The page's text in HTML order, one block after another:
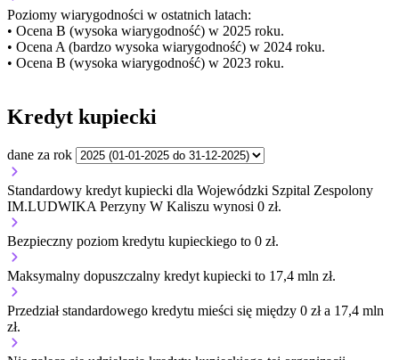
Poziomy wiarygodności w ostatnich latach:
• Ocena B (wysoka wiarygodność) w 2025 roku.
• Ocena A (bardzo wysoka wiarygodność) w 2024 roku.
• Ocena B (wysoka wiarygodność) w 2023 roku.
Kredyt kupiecki
dane za rok
Standardowy kredyt kupiecki dla Wojewódzki Szpital Zespolony
IM.LUDWIKA Perzyny W Kaliszu wynosi 0 zł.
Bezpieczny poziom kredytu kupieckiego to 0 zł.
Maksymalny dopuszczalny kredyt kupiecki to 17,4 mln zł.
Przedział standardowego kredytu mieści się między 0 zł a 17,4 mln
zł.